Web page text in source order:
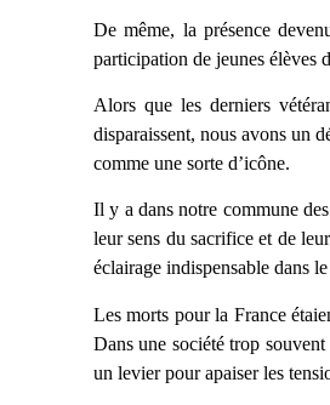
De même, la présence
participation de jeunes élèves
Alors que les derniers
disparaissent, nous avons un
comme une sorte d’icône.
Il y a dans notre commune
leur sens du sacrifice et de
éclairage indispensable dans
Les morts pour la France
Dans une société trop
un levier pour apaiser les